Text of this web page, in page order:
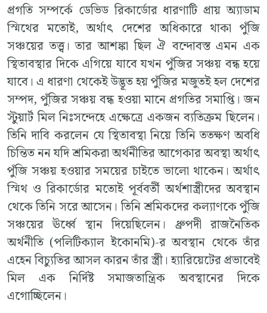
প্রগতি সম্পর্কে ডেভিড রিকার্ডোর ধারণাটি প্রায় অ্যাডাম
স্মিথের মতোই, অর্থাৎ দেশের অধিকারে থাকা পুঁজি
সঞ্চয়ের তত্ত্ব। তার আশঙ্কা ছিল ঐ বন্দোবস্ত এমন এক
স্থিতাবস্থার দিকে এগিয়ে যাবে যখন পুঁজির সঞ্চয় বন্ধ হয়ে
যাবে। এ ধারণা থেকেই উদ্ভূত হয় পুঁজির মজুতই হল দেশের
সম্পদ, পুঁজির সঞ্চয় বন্ধ হওয়া মানে প্রগতির সমাপ্তি। জন
স্টুয়ার্ট মিল নিঃসন্দেহে এক্ষেত্রে একজন ব্যতিক্রম ছিলেন।
তিনি দাবি করলেন যে স্থিতাবস্থা নিয়ে তিনি ততক্ষণ অবধি
চিন্তিত নন যদি শ্রমিকরা অর্থনীতির আগেকার অবস্থা অর্থাৎ
পুঁজি সঞ্চয় হওয়ার সময়ের চাইতে ভালো থাকেন। অর্থাৎ
স্মিথ ও রিকার্ডোর মতোই পূর্ববর্তী অর্থশাস্ত্রীদের অবস্থান
থেকে তিনি সরে আসেন। তিনি শ্রমিকদের কল্যাণকে পুঁজি
সঞ্চয়ের ঊর্ধ্বে স্থান দিয়েছিলেন। ধ্রুপদী রাজনৈতিক
অর্থনীতি (পলিটিক্যাল ইকোনমি)-র অবস্থান থেকে তাঁর
এহেন বিচ্যুতির আসল কারন তাঁর স্ত্রী। হ্যারিয়েটের প্রভাবেই
মিল এক নির্দিষ্ট সমাজতান্ত্রিক অবস্থানের দিকে
এগোচ্ছিলেন।